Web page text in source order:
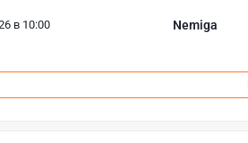
в 10:00 Nemiga